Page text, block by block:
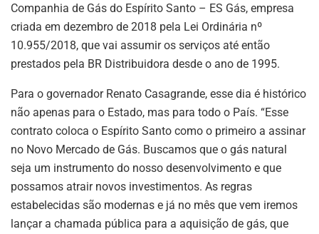
Companhia de Gás do Espírito Santo – ES Gás, empresa
criada em dezembro de 2018 pela Lei Ordinária nº
10.955/2018, que vai assumir os serviços até então
prestados pela BR Distribuidora desde o ano de 1995.
Para o governador Renato Casagrande, esse dia é histórico
não apenas para o Estado, mas para todo o País. “Esse
contrato coloca o Espírito Santo como o primeiro a assinar
no Novo Mercado de Gás. Buscamos que o gás natural
seja um instrumento do nosso desenvolvimento e que
possamos atrair novos investimentos. As regras
estabelecidas são modernas e já no mês que vem iremos
lançar a chamada pública para a aquisição de gás, que